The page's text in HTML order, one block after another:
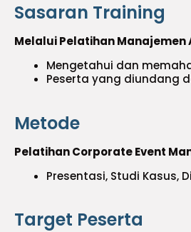
Sasaran Training
Melalui Pelatihan
Mengetahui dan
Peserta yang diundang
Metode
Pelatihan Corporate Event
Presentasi, Studi Kasus,
Target Peserta